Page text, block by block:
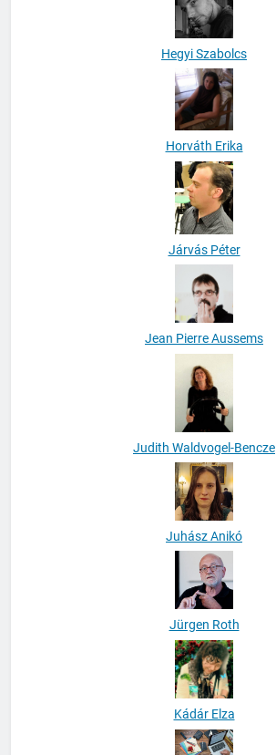
Hegyi Szabolcs
Horváth Erika
Járvás Péter
Jean Pierre Aussems
Judith Waldvogel-Bencze
Juhász Anikó
Jürgen Roth
Kádár Elza